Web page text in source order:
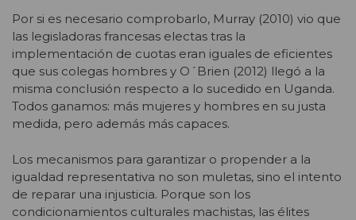
Por si es necesario comprobarlo, Murray (2010) vio que
las legisladoras francesas electas tras la
implementación de cuotas eran iguales de eficientes
que sus colegas hombres y O´Brien (2012) llegó a la
misma conclusión respecto a lo sucedido en Uganda.
Todos ganamos: más mujeres y hombres en su justa
medida, pero además más capaces.
Los mecanismos para garantizar o propender a la
igualdad representativa no son muletas, sino el intento
de reparar una injusticia. Porque son los
condicionamientos culturales machistas, las élites